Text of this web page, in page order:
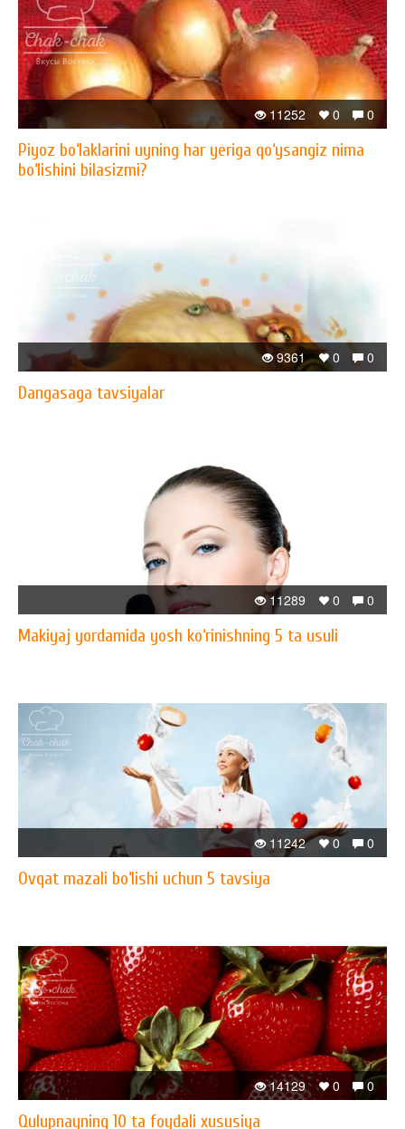
0
0
11252
Piyoz bo‘laklarini uyning har yeriga qo‘ysangiz nima
bo‘lishini bilasizmi?
0
0
9361
Dangasaga tavsiyalar
0
0
11289
Makiyaj yordamida yosh ko‘rinishning 5 ta usuli
0
0
11242
Ovqat mazali bo‘lishi uchun 5 tavsiya
0
0
14129
Qulupnayning 10 ta foydali xususiya